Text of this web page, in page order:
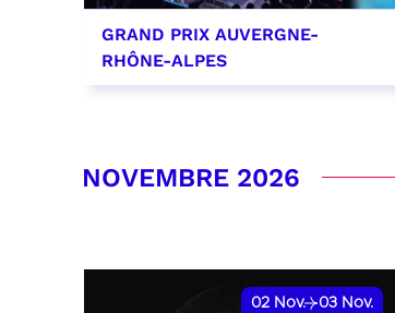
GRAND PRIX AUVERGNE-
RHÔNE-ALPES
NOVEMBRE 2026
02 Nov. 03 Nov.